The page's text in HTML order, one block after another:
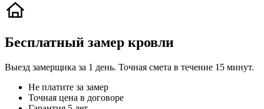
Бесплатный замер кровли
Выезд замерщика за 1 день. Точная смета в течение 15 минут.
Не платите за замер
Точная цена в договоре